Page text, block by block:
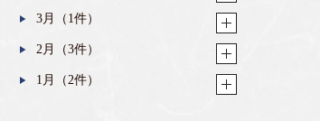
3月（1件）
2月（3件）
1月（2件）